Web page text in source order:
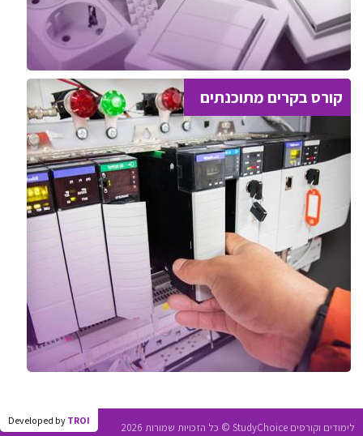
קורס בקרים מתוכנתים
Developed by TROI
לימודים וקורסים StudyChoice © כל הזכויות שמורות 2026